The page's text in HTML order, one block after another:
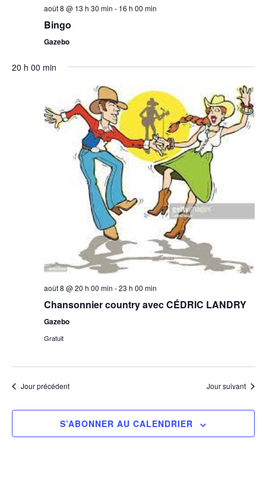
août 8 @ 13 h 30 min - 16 h 00 min
Bingo
Gazebo
20 h 00 min
août 8 @ 20 h 00 min -23 h 00 min
Chansonnier country avec CÉDRIC LANDRY
Gazebo
Gratuit
Jour précédent Jour suivant
S’ABONNER AU CALENDRIER